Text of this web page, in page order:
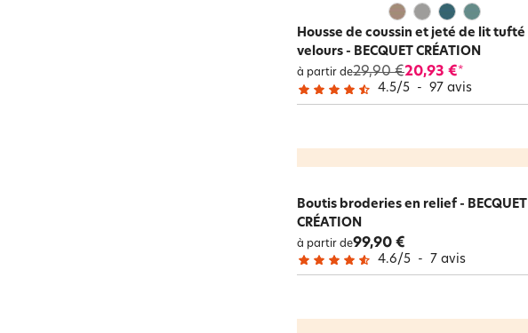
Housse de coussin et jeté de lit tufté
velours - BECQUET CRÉATION
à partir de29,90 €20,93 €*
4.5/5 - 97 avis
Boutis broderies en relief - BECQUET
CRÉATION
à partir de99,90 €
4.6/5 - 7 avis